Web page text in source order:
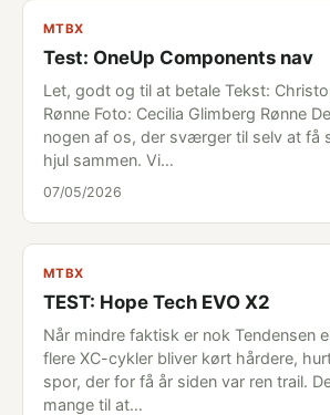
MTBX
Test: OneUp Components nav
Let, godt og til at betale Tekst:
Rønne Foto: Cecilia Glimberg Rønne
nogen af os, der sværger til selv at få
hjul sammen. Vi…
07/05/2026
MTBX
TEST: Hope Tech EVO X2
Når mindre faktisk er nok Tendensen
flere XC-cykler bliver kørt hårdere,
spor, der for få år siden var ren trail.
mange til at…